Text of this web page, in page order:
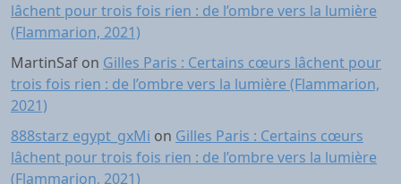
lâchent pour trois fois rien : de l’ombre vers la lumière
(Flammarion, 2021)
MartinSaf on Gilles Paris : Certains cœurs lâchent pour
trois fois rien : de l’ombre vers la lumière (Flammarion,
2021)
888starz egypt_gxMi on Gilles Paris : Certains cœurs
lâchent pour trois fois rien : de l’ombre vers la lumière
(Flammarion, 2021)